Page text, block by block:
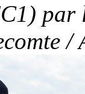
/